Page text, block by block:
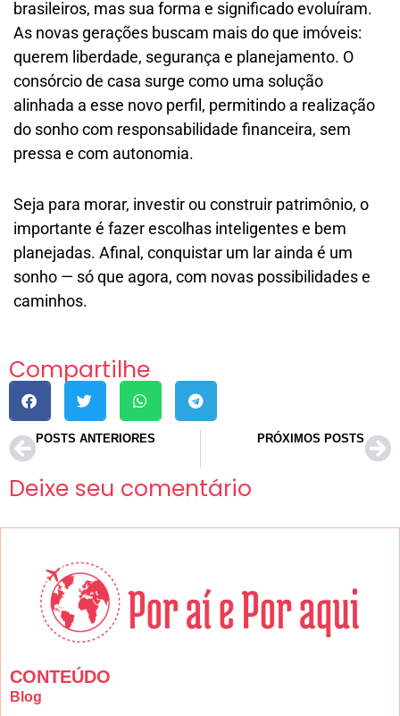
brasileiros, mas sua forma e significado evoluíram.
As novas gerações buscam mais do que imóveis:
querem liberdade, segurança e planejamento. O
consórcio de casa surge como uma solução
alinhada a esse novo perfil, permitindo a realização
do sonho com responsabilidade financeira, sem
pressa e com autonomia.
Seja para morar, investir ou construir patrimônio, o
importante é fazer escolhas inteligentes e bem
planejadas. Afinal, conquistar um lar ainda é um
sonho — só que agora, com novas possibilidades e
caminhos.
Compartilhe
POSTS ANTERIORES PRÓXIMOS POSTS
Deixe seu comentário
CONTEÚDO
Blog